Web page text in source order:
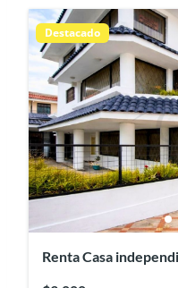
Destacado
Renta Casa